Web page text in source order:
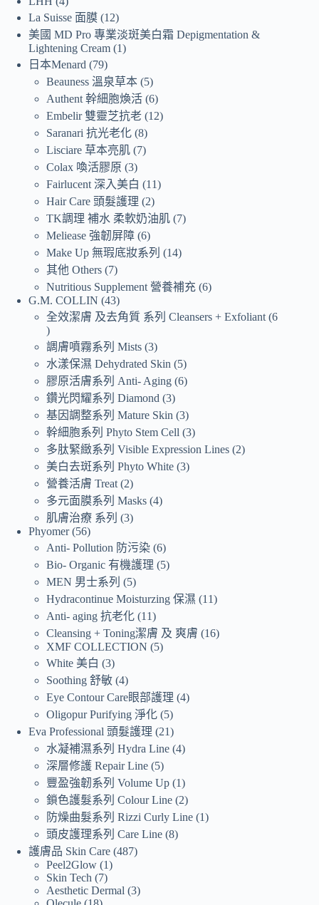
La Suisse 面膜 12
美國 MD Pro 專業淡斑美白霜 Depigmentation &
Lightening Cream 1
日本Menard
79
Beauness 溫泉草本 5
Authent 幹細胞煥活 6
Embelir 雙靈芝抗老 12
Saranari 抗光老化 8
Lisciare 草本亮肌 7
Colax 喚活膠原 3
Fairlucent 深入美白
11
Hair Care 頭髮護理
2
TK調理 補水 柔軟奶油肌 7
Meliease 強韌屏障 6
Make Up 無瑕底妝系列
14
其他 Others 7
Nutritious Supplement 營養補充 6
G.M. COLLIN 43
全效潔膚 及去角質 系列 Cleansers + Exfoliant 6
調膚噴霧系列 Mists 3
水漾保濕 Dehydrated Skin
5
膠原活膚系列 Anti- Aging 6
鑽光閃耀系列 Diamond 3
基因調整系列 Mature Skin 3
幹細胞系列 Phyto Stem Cell 3
多肽緊緻系列 Visible Expression Lines 2
美白去斑系列 Phyto White 3
營養活膚 Treat 2
多元面膜系列 Masks 4
肌膚治療 系列
3
Phyomer 56
Anti- Pollution 防污染 6
Bio- Organic 有機護理
5
MEN 男士系列
5
Hydracontinue Moisturzing 保濕
11
Anti- aging 抗老化 11
Cleansing + Toning潔膚 及 爽膚
16
XMF COLLECTION
5
White 美白
3
Soothing 舒敏 4
Eye Contour Care眼部護理 4
Oligopur Purifying 淨化 5
Eva Professional 頭髮護理
21
水凝補濕系列 Hydra Line 4
深層修護 Repair Line 5
豐盈強韌系列 Volume Up 1
鎖色護髮系列 Colour Line 2
防燥曲髮系列 Rizzi Curly Line 1
頭皮護理系列 Care Line 8
護膚品 Skin Care 487
Peel2Glow 1
Skin Tech
7
Aesthetic Dermal 3